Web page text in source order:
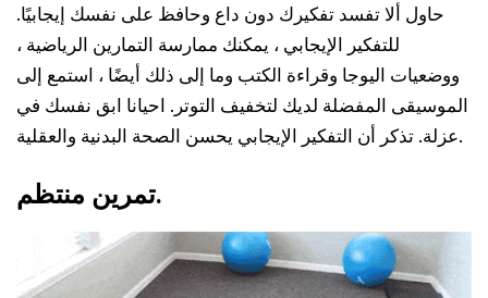
حاول ألا تفسد تفكيرك دون داع وحافظ على نفسك إيجابيًا.
للتفكير الإيجابي ، يمكنك ممارسة التمارين الرياضية ،
ووضعيات اليوجا وقراءة الكتب وما إلى ذلك أيضًا ، استمع إلى
الموسيقى المفضلة لديك لتخفيف التوتر. احيانا ابق نفسك في
عزلة. تذكر أن التفكير الإيجابي يحسن الصحة البدنية والعقلية.
تمرين منتظم.